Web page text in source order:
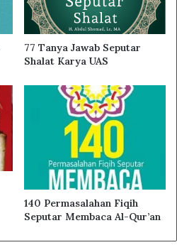
77 Tanya Jawab Seputar
Shalat Karya UAS
140 Permasalahan Fiqih
Seputar Membaca Al-Qur’an